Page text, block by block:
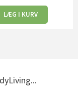
LÆG I KURV